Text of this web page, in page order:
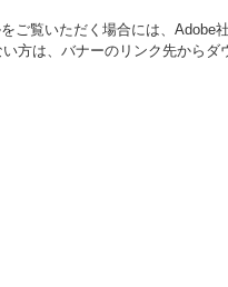
ご覧いただく場合には、Adobe
方は、バナーのリンク先からダ